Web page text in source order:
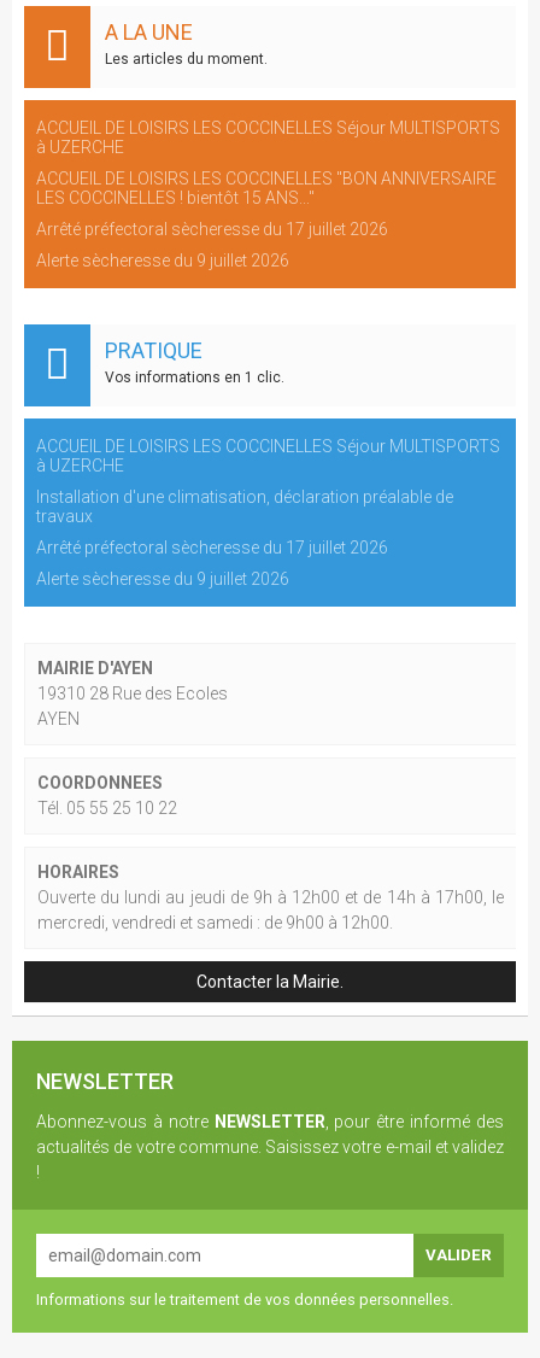
A LA UNE
Les articles du moment.
ACCUEIL DE LOISIRS LES COCCINELLES Séjour MULTISPORTS
à UZERCHE
ACCUEIL DE LOISIRS LES COCCINELLES "BON ANNIVERSAIRE
LES COCCINELLES ! bientôt 15 ANS..."
Arrêté préfectoral sècheresse du 17 juillet 2026
Alerte sècheresse du 9 juillet 2026
PRATIQUE
Vos informations en 1 clic.
ACCUEIL DE LOISIRS LES COCCINELLES Séjour MULTISPORTS
à UZERCHE
Installation d'une climatisation, déclaration préalable de
travaux
Arrêté préfectoral sècheresse du 17 juillet 2026
Alerte sècheresse du 9 juillet 2026
MAIRIE D'AYEN
19310 28 Rue des Ecoles
AYEN
COORDONNEES
Tél. 05 55 25 10 22
HORAIRES
Ouverte du lundi au jeudi de 9h à 12h00 et de 14h à 17h00, le
mercredi, vendredi et samedi : de 9h00 à 12h00.
Contacter la Mairie.
NEWSLETTER
Abonnez-vous à notre NEWSLETTER , pour être informé des
actualités de votre commune. Saisissez votre e-mail et validez
!
Informations sur le traitement de vos données personnelles.